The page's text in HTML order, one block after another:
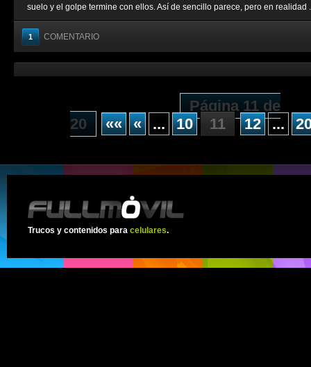
suelo y el golpe termine con ellos. Así de sencillo parece, pero en realidad
1 COMENTARIO
Página 11 de
20
«« « ... 10 11 12 ...
Trucos y contenidos para celulares.